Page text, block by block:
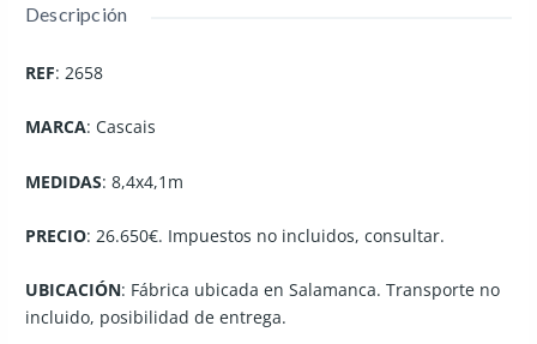
Descripción
REF: 2658
MARCA: Cascais
MEDIDAS: 8,4x4,1m
PRECIO: 26.650€. Impuestos no incluidos, consultar.
UBICACIÓN: Fábrica ubicada en Salamanca. Transporte no
incluido, posibilidad de entrega.